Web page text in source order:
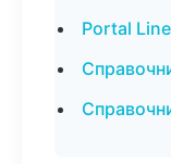
Portal